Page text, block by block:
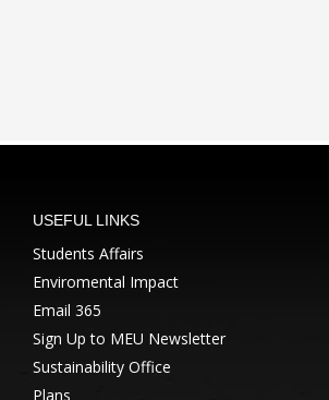
USEFUL LINKS
Students Affairs
Enviromental Impact
Email 365
Sign Up to MEU Newsletter
Sustainability Office
Plans